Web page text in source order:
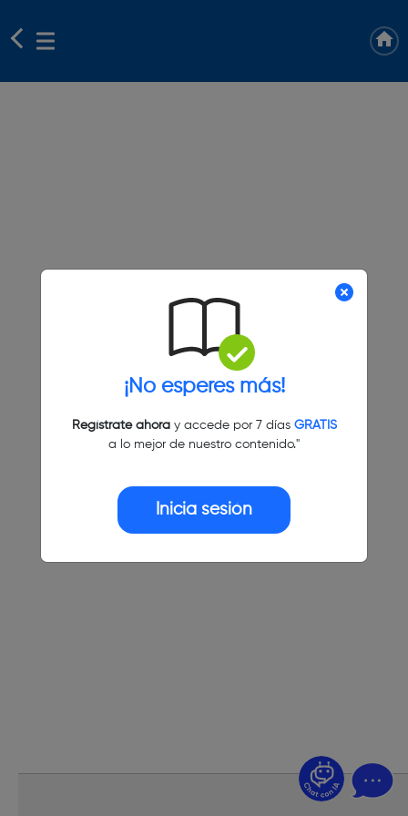
¡No esperes más!
Regístrate ahoray accede por 7 días GRATIS
a lo mejor de nuestro contenido."
Inicia sesión